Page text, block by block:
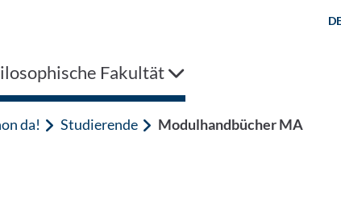
Fakultät
da! Studierende Modulhandbücher MA